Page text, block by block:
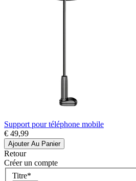
Support pour téléphone mobile
€ 49,99
Ajouter Au Panier
Retour
Créer un compte
Titre*